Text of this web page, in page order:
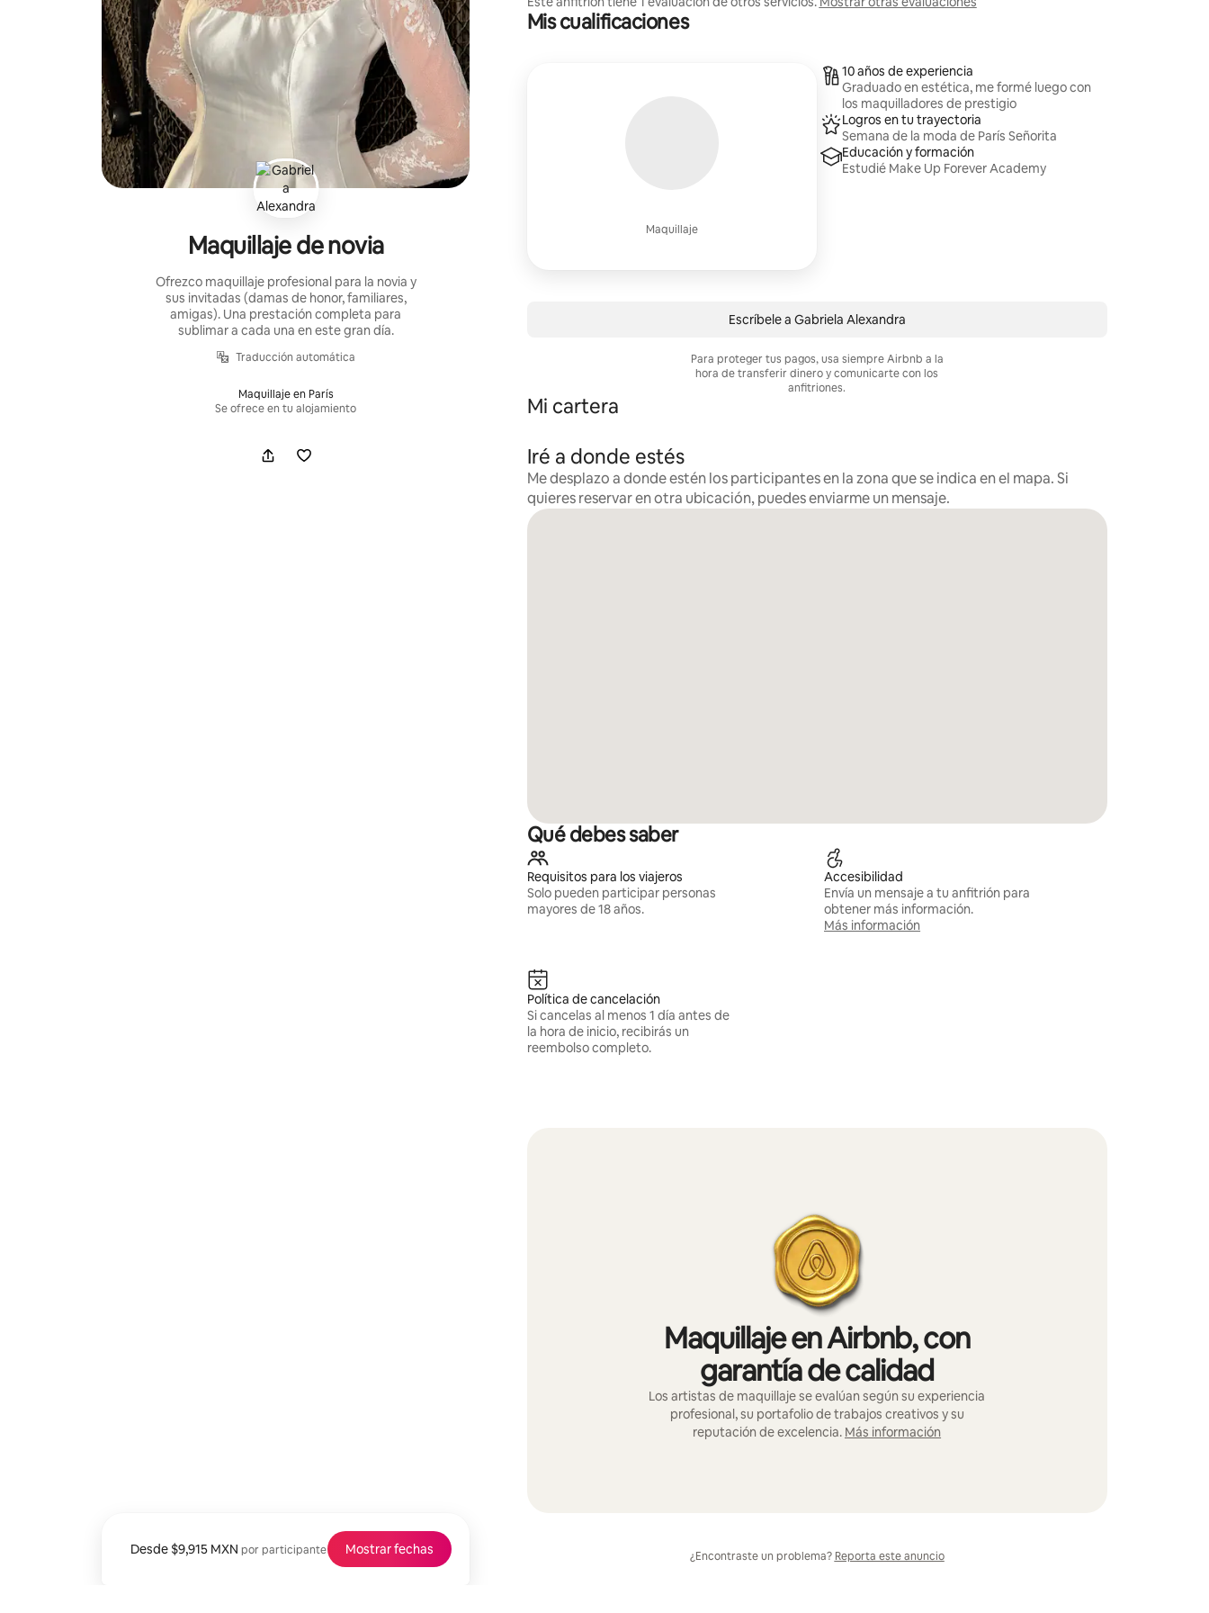
Maquillaje de novia
Ofrezco maquillaje profesional para la novia y
sus invitadas (damas de honor, familiares,
amigas). Una prestación completa para
sublimar a cada una en este gran día.
Traducción automática
Maquillaje en París
Se ofrece en tu alojamiento
Desde $9,915 MXN por participante
Desde $9,915 MXN por participanteMostrar fechas
Mis cualificaciones
Maquillaje
10 años de experiencia
Graduado en estética, me formé luego con
los maquilladores de prestigio
Logros en tu trayectoria
Semana de la moda de París Señorita
Educación y formación
Estudié Make Up Forever Academy
Escríbele a Gabriela Alexandra
Para proteger tus pagos, usa siempre Airbnb a la
hora de transferir dinero y comunicarte con los
anfitriones.
Mi cartera
Iré a donde estés
Me desplazo a donde estén los participantes en la zona que se indica en el mapa. Si
quieres reservar en otra ubicación, puedes enviarme un mensaje.
Qué debes saber
Requisitos para los viajeros
Solo pueden participar personas
mayores de 18 años.
Accesibilidad
Envía un mensaje a tu anfitrión para
obtener más información.
Más información
Política de cancelación
Si cancelas al menos 1 día antes de
la hora de inicio, recibirás un
reembolso completo.
Maquillaje en Airbnb, con
garantía de calidad
Los artistas de maquillaje se evalúan según su experiencia
profesional, su portafolio de trabajos creativos y su
reputación de excelencia. Más información
¿Encontraste un problema? Reporta este anuncio